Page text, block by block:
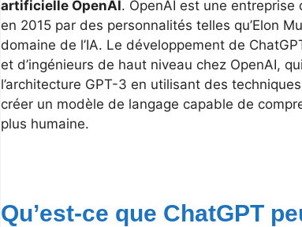
artificielle OpenAI. OpenAI est une
en 2015 par des personnalités telles qu’Elon
domaine de l’IA. Le développement de
et d’ingénieurs de haut niveau chez OpenAI,
l’architecture GPT-3 en utilisant des
créer un modèle de langage capable de
plus humaine.
Qu’est-ce que ChatGPT